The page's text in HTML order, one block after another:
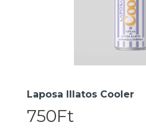
Laposa Illatos Cooler
750Ft